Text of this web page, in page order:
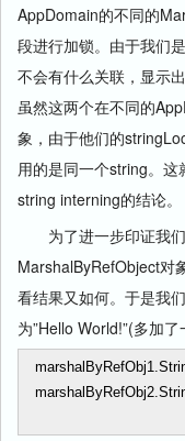
AppDomain的不同的
段进行加锁。由于我们
不会有什么关联，显示
虽然这两个在不同的
象，由于他们的
用的是同一个string。
string interning的结论。
为了进一步印证我们
MarshalByRefObject对
看结果又如何。于是我
为”Hello World!”(多加了